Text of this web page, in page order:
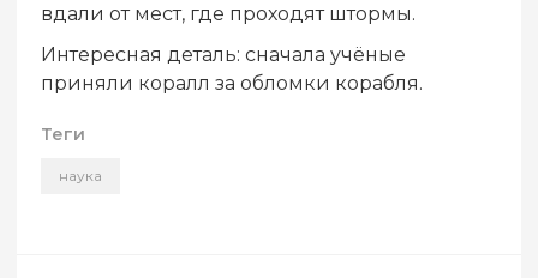
вдали от мест, где проходят штормы.
Интересная деталь: сначала учёные
приняли коралл за обломки корабля.
Теги
наука